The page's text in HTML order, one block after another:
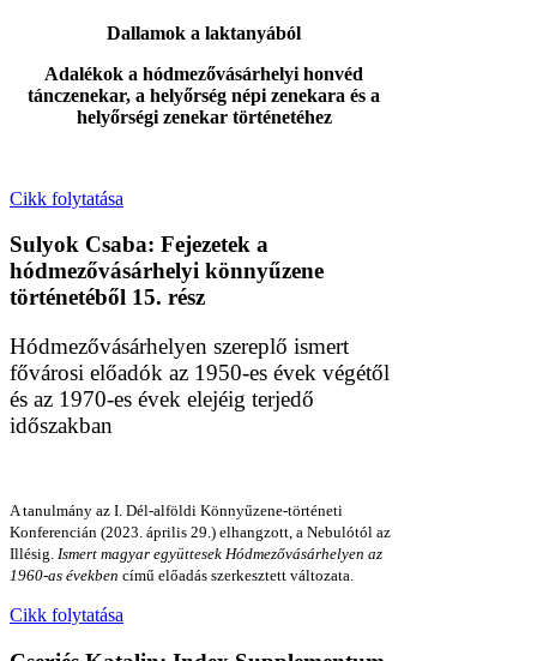
Dallamok a laktanyából
Adalékok a hódmezővásárhelyi honvéd
tánczenekar, a helyőrség népi zenekara és a
helyőrségi zenekar történetéhez
Cikk folytatása
Sulyok Csaba: Fejezetek a
hódmezővásárhelyi könnyűzene
történetéből 15. rész
Hódmezővásárhelyen szereplő ismert
fővárosi előadók az 1950-es évek végétől
és az 1970-es évek elejéig terjedő
időszakban
A tanulmány az I. Dél-alföldi Könnyűzene-történeti
Konferencián (2023. április 29.) elhangzott, a Nebulótól az
Illésig. Ismert magyar együttesek Hódmezővásárhelyen az
1960-as években című előadás szerkesztett változata.
Cikk folytatása